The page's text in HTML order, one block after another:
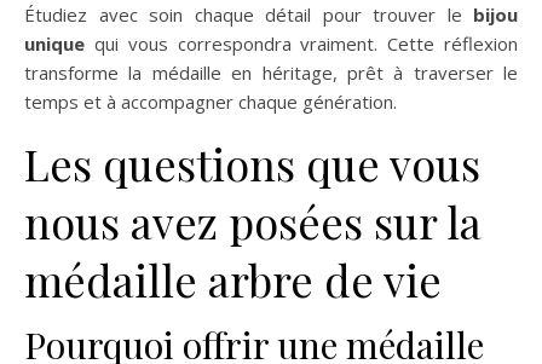
Étudiez avec soin chaque détail pour trouver le bijou
unique qui vous correspondra vraiment. Cette réflexion
transforme la médaille en héritage, prêt à traverser le
temps et à accompagner chaque génération.
Les questions que vous
nous avez posées sur la
médaille arbre de vie
Pourquoi offrir une médaille